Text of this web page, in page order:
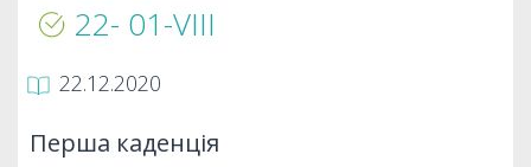
22- 01-VIIІ
22.12.2020
Перша каденція